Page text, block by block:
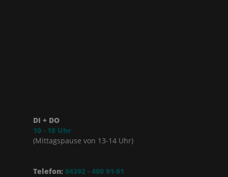
DI + DO
10 - 18 Uhr
(Mittagspause von 13-14 Uhr)
Telefon: 04392 - 400 91-91